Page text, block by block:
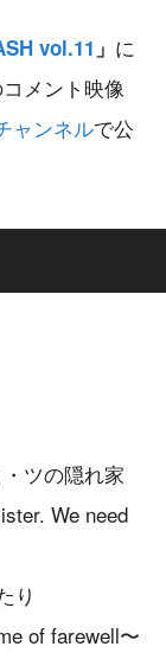
vol.11 」 に
メント映像
ャンネルで公
ツの隠れ家
We need
り
of farewell〜